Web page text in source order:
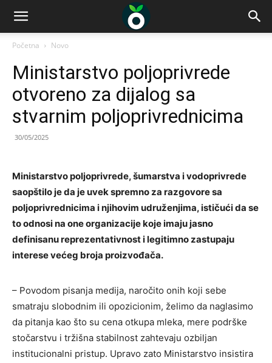
Početna Novo
Ministarstvo poljoprivrede
otvoreno za dijalog sa
stvarnim poljoprivrednicima
30/05/2025
Ministarstvo poljoprivrede, šumarstva i vodoprivrede
saopštilo je da je uvek spremno za razgovore sa
poljoprivrednicima i njihovim udruženjima, ističući da se
to odnosi na one organizacije koje imaju jasno
definisanu reprezentativnost i legitimno zastupaju
interese većeg broja proizvođača.
– Povodom pisanja medija, naročito onih koji sebe
smatraju slobodnim ili opozicionim, želimo da naglasimo
da pitanja kao što su cena otkupa mleka, mere podrške
stočarstvu i tržišna stabilnost zahtevaju ozbiljan
institucionalni pristup. Upravo zato Ministarstvo insistira